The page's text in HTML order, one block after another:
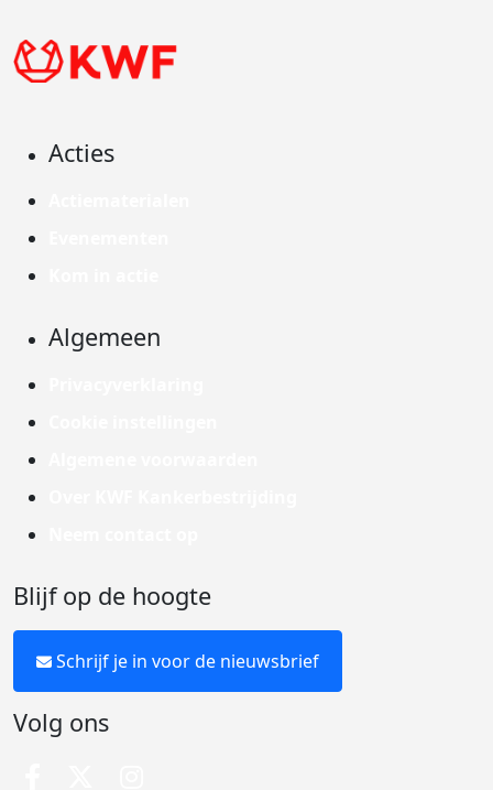
Acties
Algemeen
Blijf op de hoogte
Schrijf je in voor de nieuwsbrief
Volg ons